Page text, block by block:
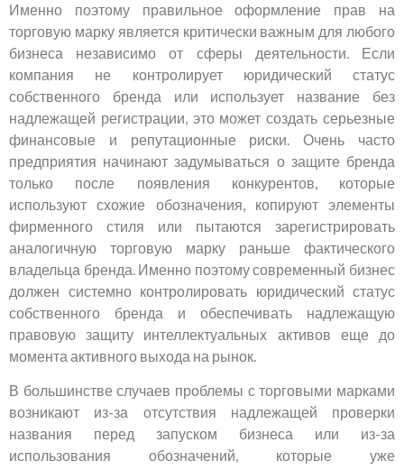
Именно поэтому правильное оформление прав на
торговую марку является критически важным для любого
бизнеса независимо от сферы деятельности. Если
компания не контролирует юридический статус
собственного бренда или использует название без
надлежащей регистрации, это может создать серьезные
финансовые и репутационные риски. Очень часто
предприятия начинают задумываться о защите бренда
только после появления конкурентов, которые
используют схожие обозначения, копируют элементы
фирменного стиля или пытаются зарегистрировать
аналогичную торговую марку раньше фактического
владельца бренда. Именно поэтому современный бизнес
должен системно контролировать юридический статус
собственного бренда и обеспечивать надлежащую
правовую защиту интеллектуальных активов еще до
момента активного выхода на рынок.
В большинстве случаев проблемы с торговыми марками
возникают из-за отсутствия надлежащей проверки
названия перед запуском бизнеса или из-за
использования обозначений, которые уже